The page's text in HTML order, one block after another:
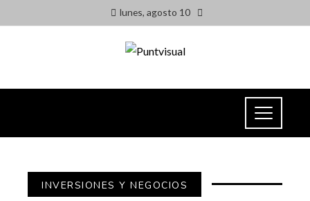
lunes, agosto 10
INVERSIONES Y NEGOCIOS